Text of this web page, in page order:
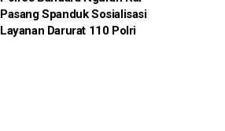
Pasang Spanduk Sosialisasi
Layanan Darurat 110 Polri